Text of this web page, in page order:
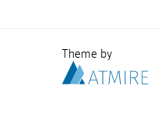
Theme by